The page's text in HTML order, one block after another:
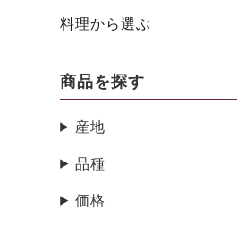
料理から選ぶ
商品を探す
産地
品種
価格